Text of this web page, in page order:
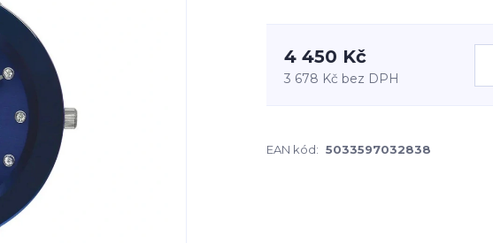
4 450 Kč
3 678 Kč bez DPH
EAN kód: 5033597032838